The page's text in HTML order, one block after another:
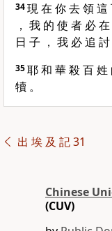
34現 在 你 去 領
， 我 的 使 者 必
日 子 ， 我 必 追 討
35耶 和 華 殺 百
犢 。
出 埃 及 記 31
Chinese
(CUV)